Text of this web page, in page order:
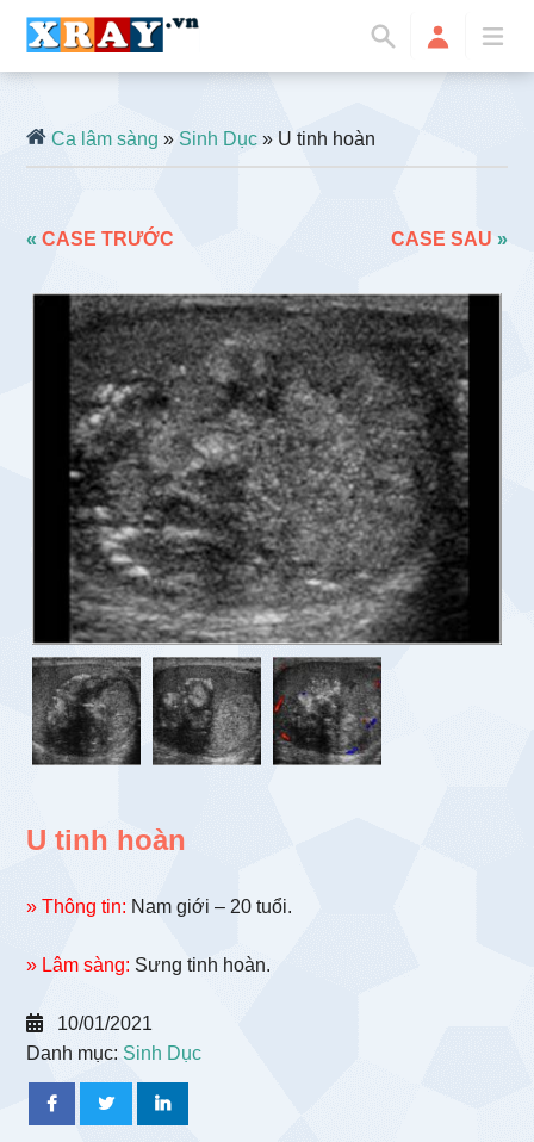
Ca lâm sàng »Sinh Dục » U tinh hoàn
«CASE TRƯỚC CASE SAU »
U tinh hoàn
» Thông tin: Nam giới – 20 tuổi.
» Lâm sàng: Sưng tinh hoàn.
10/01/2021
Danh mục: Sinh Dục